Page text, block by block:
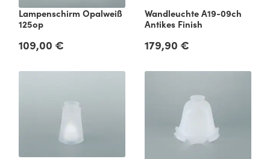
Lampenschirm Opalweiß
125op
Regulärer Preis:
109,00 €
Wandleuchte A19-09ch
Antikes Finish
Regulärer Preis:
179,90 €